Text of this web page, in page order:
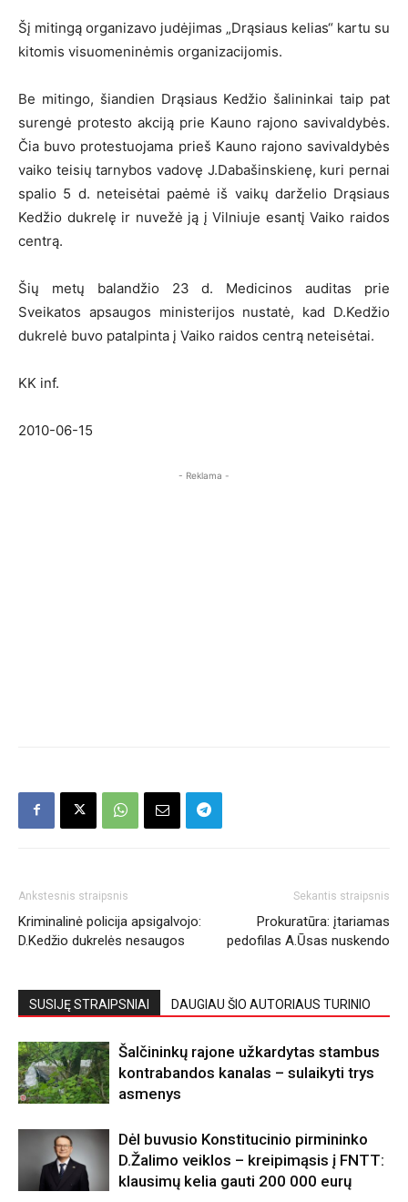
Šį mitingą organizavo judėjimas „Drąsiaus kelias“ kartu su
kitomis visuomeninėmis organizacijomis.
Be mitingo, šiandien Drąsiaus Kedžio šalininkai taip pat
surengė protesto akciją prie Kauno rajono savivaldybės.
Čia buvo protestuojama prieš Kauno rajono savivaldybės
vaiko teisių tarnybos vadovę J.Dabašinskienę, kuri pernai
spalio 5 d. neteisėtai paėmė iš vaikų darželio Drąsiaus
Kedžio dukrelę ir nuvežė ją į Vilniuje esantį Vaiko raidos
centrą.
Šių metų balandžio 23 d. Medicinos auditas prie
Sveikatos apsaugos ministerijos nustatė, kad D.Kedžio
dukrelė buvo patalpinta į Vaiko raidos centrą neteisėtai.
KK inf.
2010-06-15
- Reklama -
Ankstesnis straipsnis
Kriminalinė policija apsigalvojo:
D.Kedžio dukrelės nesaugos
Sekantis straipsnis
Prokuratūra: įtariamas
pedofilas A.Ūsas nuskendo
SUSIJĘ STRAIPSNIAI DAUGIAU ŠIO AUTORIAUS TURINIO
Šalčininkų rajone užkardytas stambus
kontrabandos kanalas – sulaikyti trys
asmenys
Dėl buvusio Konstitucinio pirmininko
D.Žalimo veiklos – kreipimąsis į FNTT:
klausimų kelia gauti 200 000 eurų